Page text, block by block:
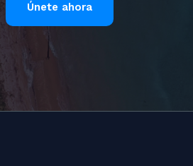
Únete ahora